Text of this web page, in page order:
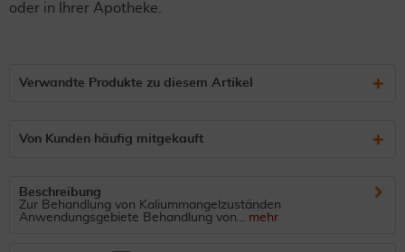
oder in Ihrer Apotheke.
Verwandte Produkte zu diesem Artikel
Von Kunden häufig mitgekauft
Beschreibung
Zur Behandlung von Kaliummangelzuständen
Anwendungsgebiete Behandlung von... mehr